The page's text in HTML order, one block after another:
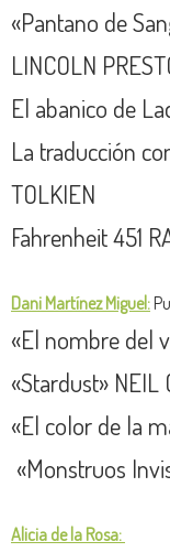
«Pantano de
LINCOLN
El abanico de
La traducción
TOLKIEN
Fahrenheit 451
Dani Martínez Miguel:
«El nombre del
«Stardust» NEIL
«El color de la
«Monstruos
Alicia de la Rosa: